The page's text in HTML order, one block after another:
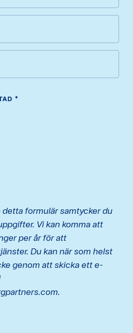
*
formulär samtycker du
Vi kan komma att
per år för att
Du kan när som helst
genom att skicka ett e-